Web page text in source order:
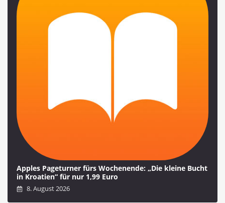
Apples Pageturner fürs Wochenende: „Die kleine Bucht
in Kroatien“ für nur 1,99 Euro
8. August 2026